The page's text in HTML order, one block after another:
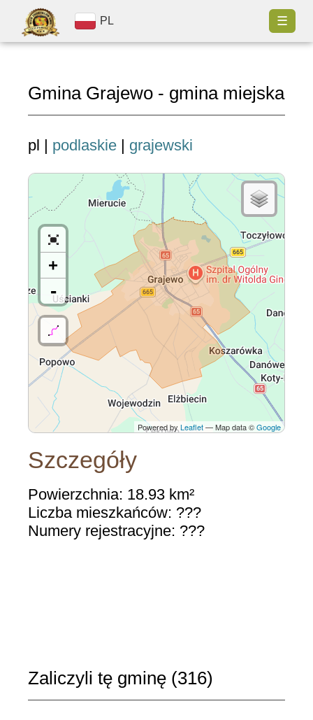
PL ☰
Gmina Grajewo - gmina miejska
pl | podlaskie | grajewski
+
-
Powered by Leaflet— Map data ©Google
Szczegóły
Powierzchnia: 18.93 km²
Liczba mieszkańców: ???
Numery rejestracyjne: ???
Zaliczyli tę gminę (316)